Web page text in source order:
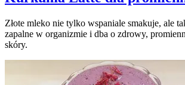
Złote mleko nie tylko wspaniale smakuje, ale
zapalne w organizmie i dba o zdrowy,
skóry.